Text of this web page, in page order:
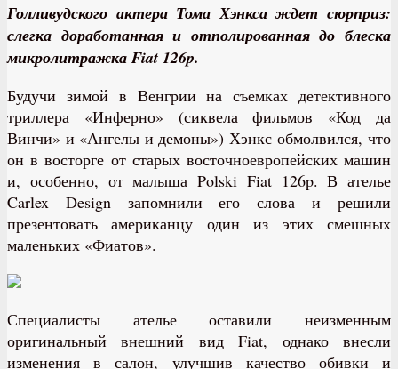
Голливудского актера Тома Хэнкса ждет сюрприз:
слегка доработанная и отполированная до блеска
микролитражка Fiat 126p.
Будучи зимой в Венгрии на съемках детективного
триллера «Инферно» (сиквела фильмов «Код да
Винчи» и «Ангелы и демоны») Хэнкс обмолвился, что
он в восторге от старых восточноевропейских машин
и, особенно, от малыша Polski Fiat 126p. В ателье
Carlex Design запомнили его слова и решили
презентовать американцу один из этих смешных
маленьких «Фиатов».
Специалисты ателье оставили неизменным
оригинальный внешний вид Fiat, однако внесли
изменения в салон, улучшив качество обивки и